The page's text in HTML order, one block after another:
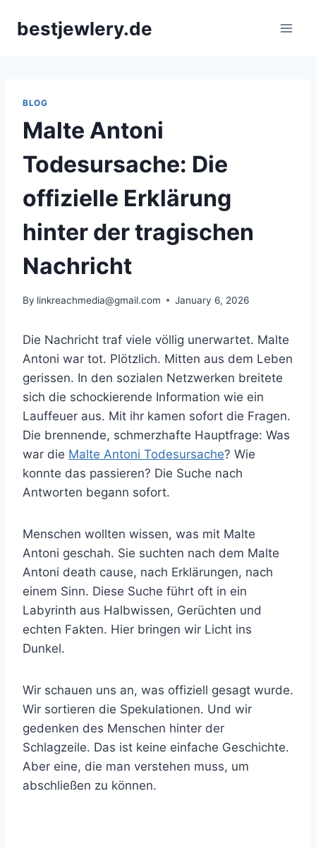
bestjewlery.de
BLOG
Malte Antoni
Todesursache: Die
offizielle Erklärung
hinter der tragischen
Nachricht
By linkreachmedia@gmail.com January 6, 2026
Die Nachricht traf viele völlig unerwartet. Malte
Antoni war tot. Plötzlich. Mitten aus dem Leben
gerissen. In den sozialen Netzwerken breitete
sich die schockierende Information wie ein
Lauffeuer aus. Mit ihr kamen sofort die Fragen.
Die brennende, schmerzhafte Hauptfrage: Was
war die Malte Antoni Todesursache? Wie
konnte das passieren? Die Suche nach
Antworten begann sofort.
Menschen wollten wissen, was mit Malte
Antoni geschah. Sie suchten nach dem Malte
Antoni death cause, nach Erklärungen, nach
einem Sinn. Diese Suche führt oft in ein
Labyrinth aus Halbwissen, Gerüchten und
echten Fakten. Hier bringen wir Licht ins
Dunkel.
Wir schauen uns an, was offiziell gesagt wurde.
Wir sortieren die Spekulationen. Und wir
gedenken des Menschen hinter der
Schlagzeile. Das ist keine einfache Geschichte.
Aber eine, die man verstehen muss, um
abschließen zu können.